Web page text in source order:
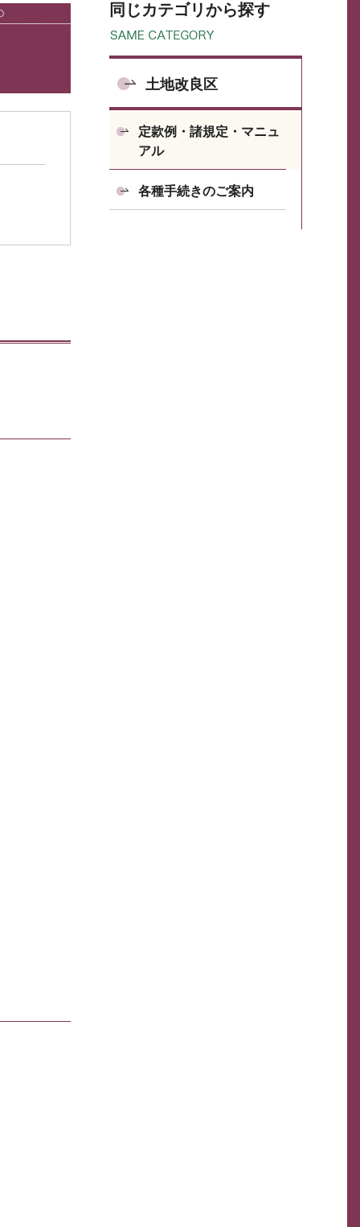
同じカテゴリから探す
土地改良区
定款例・諸規定・マニュ
アル
各種手続きのご案内